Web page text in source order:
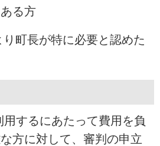
る方
町長が特に必要と認めた
するにあたって費用を負
方に対して、審判の申立